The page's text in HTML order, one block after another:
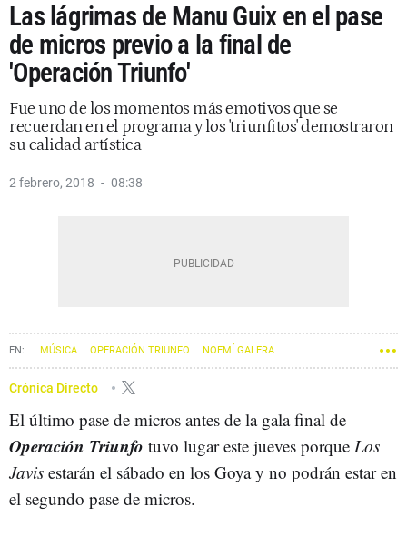
Las lágrimas de Manu Guix en el pase
de micros previo a la final de
'Operación Triunfo'
Fue uno de los momentos más emotivos que se
recuerdan en el programa y los 'triunfitos' demostraron
su calidad artística
2 febrero, 2018 08:38
MÚSICA OPERACIÓN TRIUNFO NOEMÍ GALERA
Crónica Directo
El último pase de micros antes de la gala final de
Operación Triunfo tuvo lugar este jueves porque Los
Javis estarán el sábado en los Goya y no podrán estar en
el segundo pase de micros.